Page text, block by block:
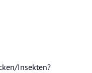
Insekten?